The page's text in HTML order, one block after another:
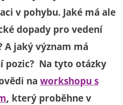
v pohybu. Jaké má ale
dopady pro vedení
A jaký význam má
pozic? Na tyto otázky
na workshopu s
, který proběhne v